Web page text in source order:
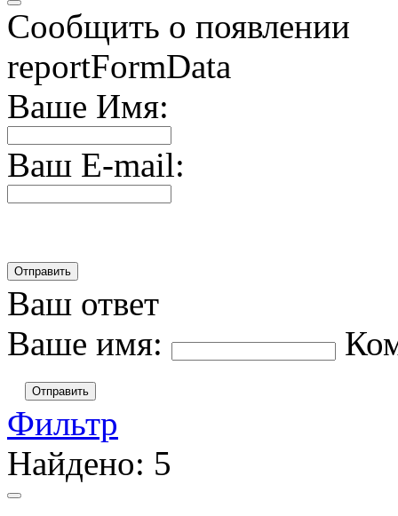
Сообщить о появлении
reportFormData
Ваше Имя:
Ваш E-mail:
Ваш ответ
Ваше имя:
Отправить
Фильтр
Найдено: 5